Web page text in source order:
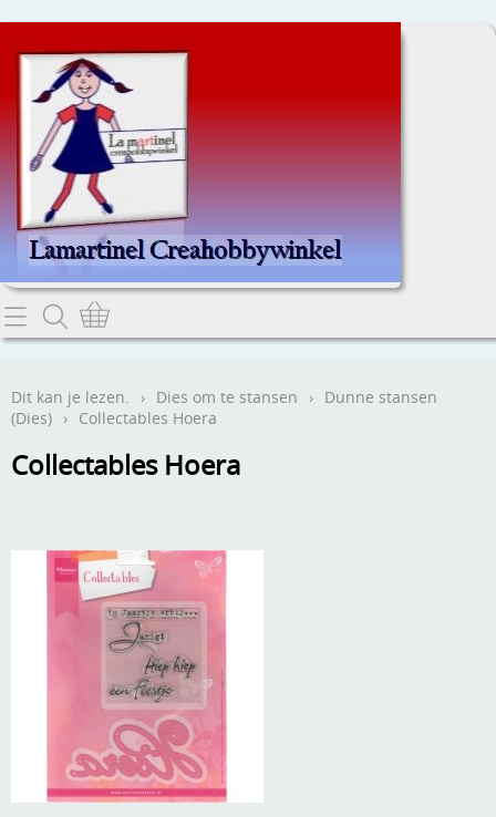
Home
Contact
Webwinkel
Aanbiedingen
Andere
Boeken en magazines
Dies om te stansen
DVD-CD
Embossen
Verzend - en verpakkingsk
Mijn account
Anders creatief
Dit kan je lezen. › Dies om te stansen › Dunne stansen
(Dies) › Collectables Hoera
Collectables Hoera